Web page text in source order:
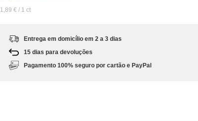
€/ 1 ct
Entrega em domicílio em 2 a 3 dias
15 dias para devoluções
Pagamento 100% seguro por cartão e PayPal